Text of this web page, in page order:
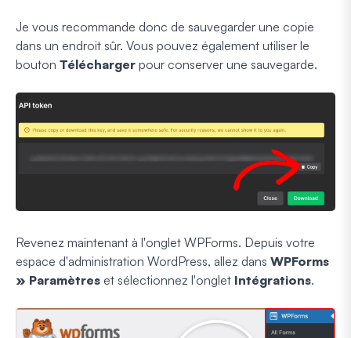
Je vous recommande donc de sauvegarder une copie
dans un endroit sûr. Vous pouvez également utiliser le
bouton Télécharger pour conserver une sauvegarde.
Revenez maintenant à l'onglet WPForms. Depuis votre
espace d'administration WordPress, allez dans WPForms
» Paramètres et sélectionnez l'onglet Intégrations.